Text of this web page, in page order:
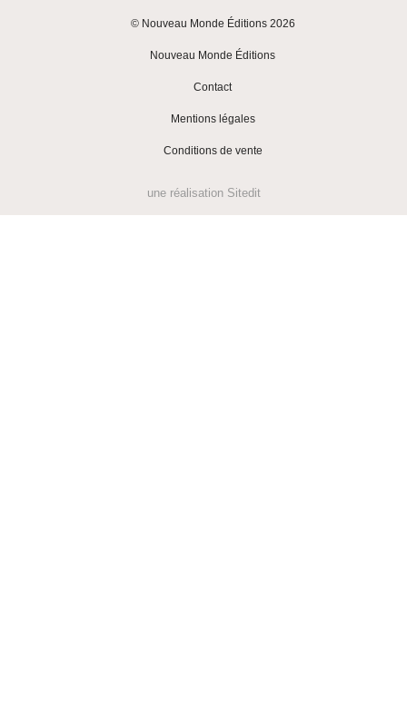
© Nouveau Monde Éditions 2026
Nouveau Monde Éditions
Contact
Mentions légales
Conditions de vente
une réalisation Sitedit